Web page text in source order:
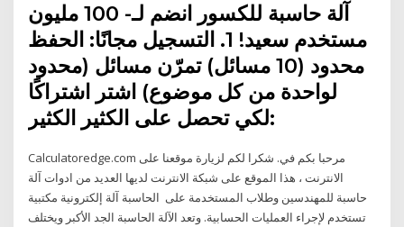
آلة حاسبة للكسور انضم لـ- 100 مليون
مستخدم سعيد! 1. التسجيل مجانًا: الحفظ
محدود (10 مسائل) تمرّن مسائل (محدود
لواحدة من كل موضوع) اشتر اشتراكًا
لكي تحصل على الكثير الكثير:
Calculatoredge.com مرحبا بكم في. شكرا لكم لزيارة موقعنا على
الانترنت ، هذا الموقع على شبكة الانترنت لديها العديد من ادوات آلة
حاسبة للمهندسين وطلاب المستخدمة على الحاسبة آلة إلكترونية مكتبية
تستخدم لإجراء العمليات الحسابية. وتعد الآلة الحاسبة الجد الأكبر ويختلف